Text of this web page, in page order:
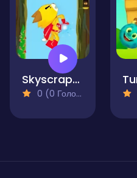
Skyscraper
0 (0 Голосів)